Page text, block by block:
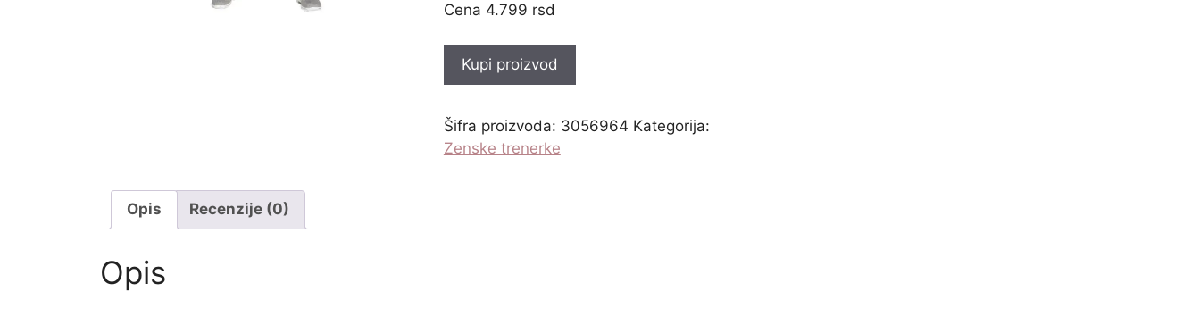
4.799 rsd
Kupi proizvod
Šifra proizvoda: 3056964 Kategorija:
Zenske trenerke
Opis Recenzije (0)
Opis